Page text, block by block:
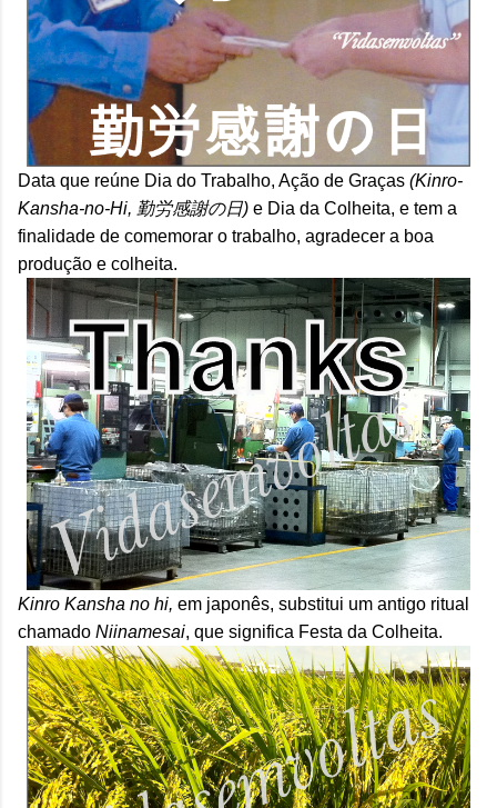
Data que reúne Dia do Trabalho, Ação de Graças (Kinro-
Kansha-no-Hi, 勤労感謝の日) e Dia da Colheita, e tem a
finalidade de comemorar o trabalho, agradecer a boa
produção e colheita.
Kinro Kansha no hi, em japonês, substitui um antigo ritual
chamado Niinamesai, que significa Festa da Colheita.